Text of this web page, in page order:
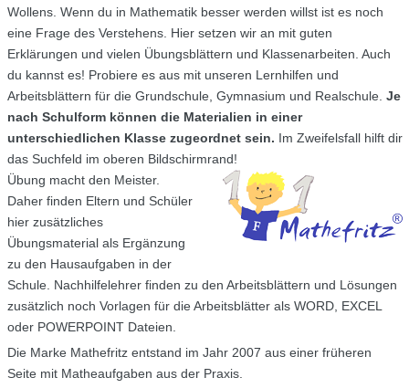
Wollens. Wenn du in Mathematik besser werden willst ist es noch
eine Frage des Verstehens. Hier setzen wir an mit guten
Erklärungen und vielen Übungsblättern und Klassenarbeiten. Auch
du kannst es! Probiere es aus mit unseren Lernhilfen und
Arbeitsblättern für die Grundschule, Gymnasium und Realschule. Je
nach Schulform können die Materialien in einer
unterschiedlichen Klasse zugeordnet sein. Im Zweifelsfall hilft dir
das Suchfeld im oberen Bildschirmrand!
Übung macht den Meister.
Daher finden Eltern und Schüler
hier zusätzliches
Übungsmaterial als Ergänzung
zu den Hausaufgaben in der
Schule. Nachhilfelehrer finden zu den Arbeitsblättern und Lösungen
zusätzlich noch Vorlagen für die Arbeitsblätter als WORD, EXCEL
oder POWERPOINT Dateien.
Die Marke Mathefritz entstand im Jahr 2007 aus einer früheren
Seite mit Matheaufgaben aus der Praxis.